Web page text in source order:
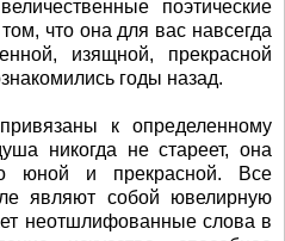
поэтические
что она для вас навсегда
изящной, прекрасной
годы назад.
к определенному
никогда не стареет, она
юной и прекрасной. Все
являют собой ювелирную
неотшлифованные слова в